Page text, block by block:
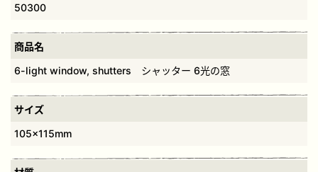
50300
商品名
6-light window, shutters シャッター 6光の窓
サイズ
105×115mm